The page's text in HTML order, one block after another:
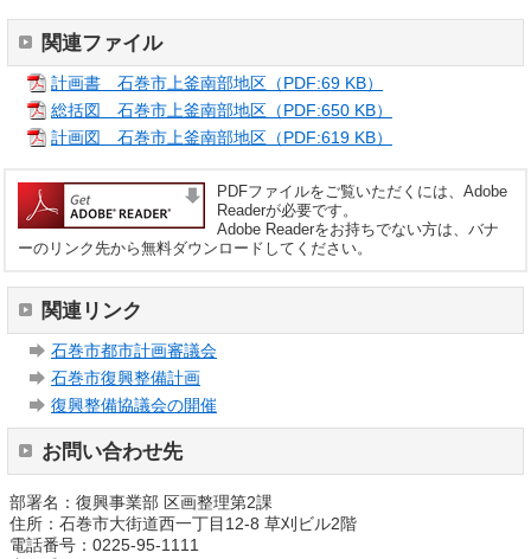
関連ファイル
計画書 石巻市上釜南部地区（PDF:69 KB）
総括図 石巻市上釜南部地区（PDF:650 KB）
計画図 石巻市上釜南部地区（PDF:619 KB）
PDFファイルをご覧いただくには、Adobe
Readerが必要です。
Adobe Readerをお持ちでない方は、バナ
ーのリンク先から無料ダウンロードしてください。
関連リンク
石巻市都市計画審議会
石巻市復興整備計画
復興整備協議会の開催
お問い合わせ先
部署名：復興事業部 区画整理第2課
住所：石巻市大街道西一丁目12-8 草刈ビル2階
電話番号：0225-95-1111